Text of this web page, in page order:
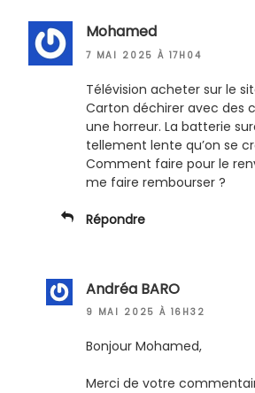
Mohamed
7 MAI 2025 À 17H04
Télévision acheter sur le
Carton déchirer avec des
une horreur. La batterie
tellement lente qu’on se
Comment faire pour le
me faire rembourser ?
Répondre
Andréa BARO
9 MAI 2025 À 16H32
Bonjour Mohamed,
Merci de votre